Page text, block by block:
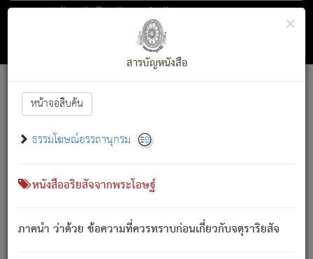
ตอน 1 ว่าด้วย สัตว์โลกกับจตุราริยสัจ
สารบัญ×
สารบัญหนังสือ
หน้าจอสืบค้น
ธรรมโฆษณ์อรรถานุกรม
หนังสืออริยสัจจากพระโอษฐ์
ภาคนำ ว่าด้วย ข้อความที่ควรทราบก่อนเกี่ยวกับจตุราริยสัจ
Font :15 ]||
สัตว์โลกนี้ เกิดความเดือดร้อนแล้ว มีผัสสะบังหน้า
เขาสำคัญสิ่งใด โดยความเป็นประการใด แต่สิ่งนั้นย่อมเป็น
(ตามที่เป็นจริง) โดยประการอื่นจากที่เขาสำคัญนั้น
สัตว์โลกติดข้องอยู่ในภพ ถูกภพบังหน้าแล้ว มีภพโดยความ
เป็นอย่างอื่น (จากที่มันเป็นอยู่จริง) จึงได้เพลิดเพลินยิ่งนักในภพ